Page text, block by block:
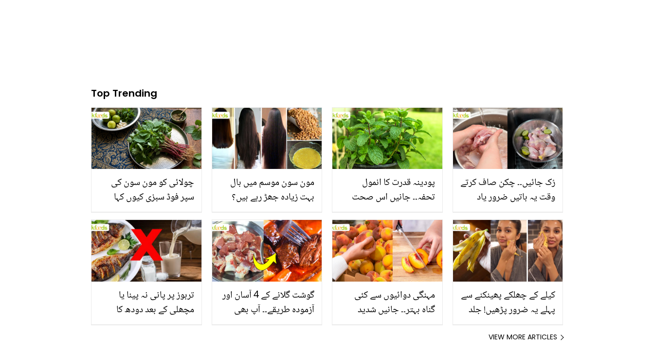
Top Trending
چولائی کو مون سون کی
سپر فوڈ سبزی کیوں کہا
منرلز اور اینٹی آکسیڈنٹس
سے بھرپور اس سبزی کے
فائدے
مون سون موسم میں بال
بہت زیادہ جھڑ رہے ہیں؟
بنانے کے چند قدرتی طریقے
پودینہ قدرت کا انمول
تحفہ۔۔ جانیں اس صحت
انگیز طبی فوائد
رُک جائیں۔۔ چکن صاف کرتے
وقت یہ باتیں ضرور یاد
تربوز پر پانی نہ پینا یا
مچھلی کے بعد دودھ کا
گوشت گلانے کے 4 آسان اور
آزمودہ طریقے۔۔ آپ بھی
مہنگی دوائیوں سے کئی
گناہ بہتر۔۔ جانیں شدید
کیلے کے چھلکے پھینکنے سے
پہلے یہ ضرور پڑھیں! جلد
اور قدرتی حل
VIEW MORE ARTICLES